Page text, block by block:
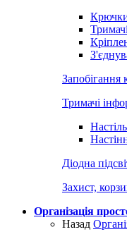
Крючки
Запобігання
Тримачі
Діодна
Захист,
Організація
Назад